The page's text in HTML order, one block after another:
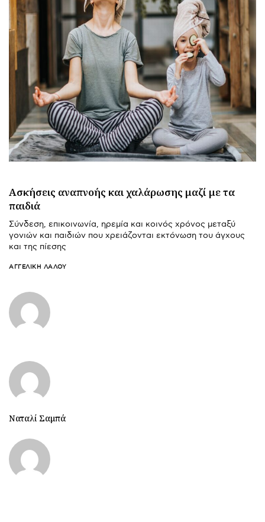
Ασκήσεις αναπνοής και χαλάρωσης μαζί με τα
παιδιά
Σύνδεση, επικοινωνία, ηρεμία και κοινός χρόνος μεταξύ
γονιών και παιδιών που χρειάζονται εκτόνωση του άγχους
και της πίεσης
ΑΓΓΕΛΙΚΉ ΛΆΛΟΥ
Ναταλί Σαμπά